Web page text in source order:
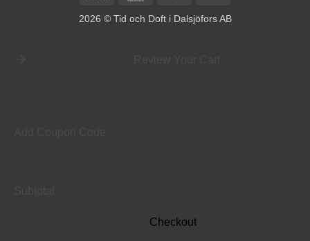
2026 © Tid och Doft i Dalsjöfors AB
Checkout